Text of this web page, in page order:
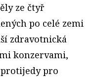
ze čtyř
po celé zemi
zdravotnická
konzervami,
pro